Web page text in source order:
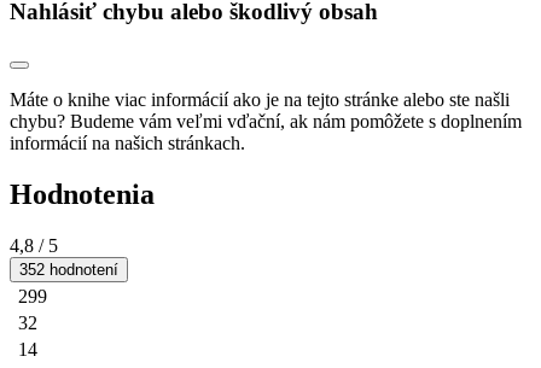
Nahlásiť chybu alebo škodlivý obsah
Máte o knihe viac informácií ako je na tejto stránke alebo ste našli
chybu? Budeme vám veľmi vďační, ak nám pomôžete s doplnením
informácií na našich stránkach.
Hodnotenia
4,8 / 5
352 hodnotení
299
32
14